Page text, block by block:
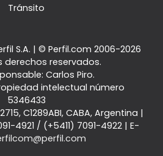
Tránsito
S.A. | © Perfil.com 2006-2026
derechos reservados.
Carlos Piro.
intelectual número
5346433
, C1289ABI, CABA, Argentina |
4921 / (+5411) 7091-4922| E-